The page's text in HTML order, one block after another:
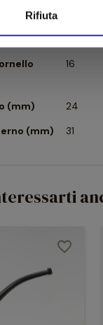
Rifiuta
16
(mm)
24
(mm)
31
favorite_border